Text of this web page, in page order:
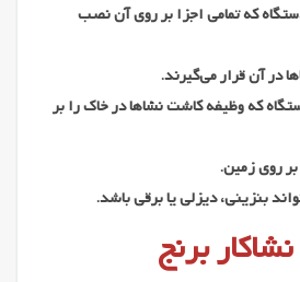
که تمامی اجزا بر روی آن نصب
در آن قرار می‌گیرند.
که وظیفه کاشت نشاها در خاک را بر
روی زمین.
بنزینی، دیزلی یا برقی باشد.
برنج